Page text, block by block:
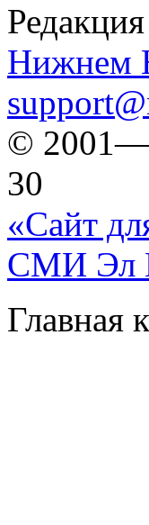
Нижнем
©
30
«Сайт
СМИ Эл
Главная